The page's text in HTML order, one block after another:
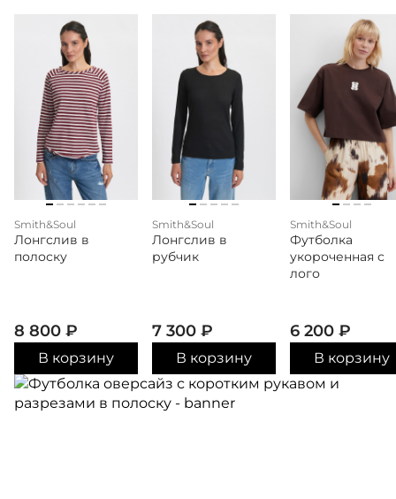
Smith&Soul
Лонгслив в
полоску
8 800 ₽
В корзину
Smith&Soul
Лонгслив в
рубчик
7 300 ₽
В корзину
Smith&Soul
Футболка
укороченная с
лого
6 200 ₽
В корзину